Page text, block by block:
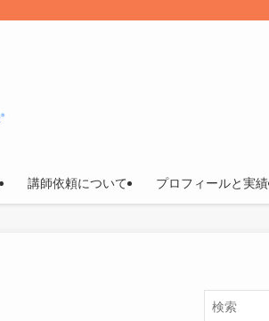
講師依頼について プロフィールと実績